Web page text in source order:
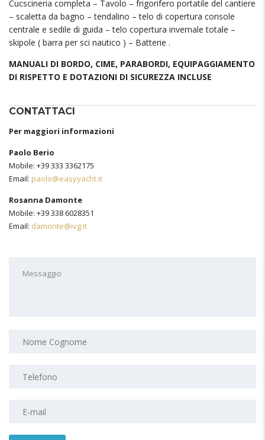
Cucscineria completa – Tavolo – frigorifero portatile del cantiere
– scaletta da bagno – tendalino – telo di copertura console
centrale e sedile di guida – telo copertura invernale totale –
skipole ( barra per sci nautico ) – Batterie .
MANUALI DI BORDO, CIME, PARABORDI, EQUIPAGGIAMENTO
DI RISPETTO E DOTAZIONI DI SICUREZZA INCLUSE
CONTATTACI
Per maggiori informazioni
Paolo Berio
Mobile: +39 333 3362175
Email: paolo@easyyacht.it
Rosanna Damonte
Mobile: +39 338 6028351
Email: damonte@ivg.it